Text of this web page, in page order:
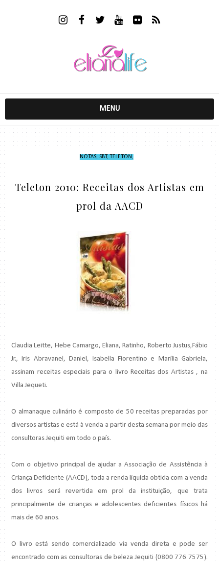
MENU
NOTAS, SBT, TELETON ,
Teleton 2010: Receitas dos Artistas em
prol da AACD
Claudia Leitte, Hebe Camargo, Eliana, Ratinho, Roberto Justus,Fábio
Jr., Iris Abravanel, Daniel, Isabella Fiorentino e Marília Gabriela,
assinam receitas especiais para o livro Receitas dos Artistas , na
Villa Jequeti.
O almanaque culinário é composto de 50 receitas preparadas por
diversos artistas e está à venda a partir desta semana por meio das
consultoras Jequiti em todo o país.
Com o objetivo principal de ajudar a Associação de Assistência à
Criança Deficiente (AACD), toda a renda líquida obtida com a venda
dos livros será revertida em prol da instituição, que trata
principalmente de crianças e adolescentes deficientes físicos há
mais de 60 anos.
O livro está sendo comercializado via venda direta e pode ser
encontrado com as consultoras de beleza Jequiti (0800 776 7575).